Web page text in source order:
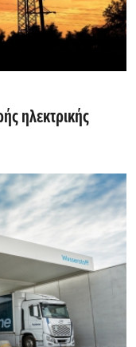
ηλεκτρικής